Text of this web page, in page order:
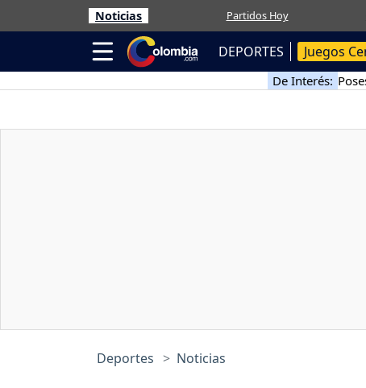
Noticias Partidos Hoy
DEPORTES Juegos
De Interés:
Deportes Noticias